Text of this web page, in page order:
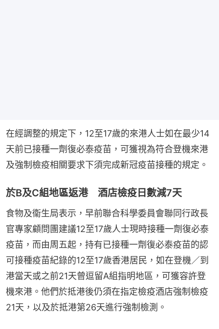
在經調整的規定下，12至17歲的來港人士如在最少14
天前已接種一劑復必泰疫苗，可獲視為符合登機來港
及強制檢疫相關要求下須完成新冠疫苗接種的規定。
於B及C組地區返港 酒店檢疫日數減7天
食物及衞生局表示，早前聯合科學委員會聯同行政長
官專家顧問團建議12至17歲人士現時接種一劑復必泰
疫苗，而由周五起，持有已接種一劑復必泰疫苗的認
可接種疫苗紀錄的12至17歲香港居民，如在登機／到
港當天或之前21天曾逗留A組指明地區，可獲容許登
機來港。他們於抵港後仍須在指定檢疫酒店強制檢疫
21天，以及於抵港第26天進行強制檢測。